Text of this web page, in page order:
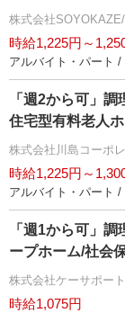
株式会社
時給1,225円～
アルバイト・パート /
「週2から可」
住宅型有料老人
株式会社川島コーポ
時給1,225円～
アルバイト・パート /
「週1から可」
ープホーム/社会
株式会社ケーサポー
時給1,075円